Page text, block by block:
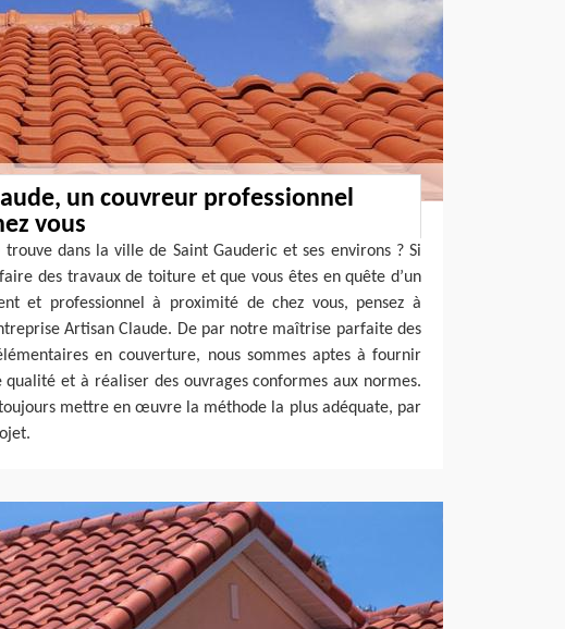
un couvreur professionnel
vous
dans la ville de Saint Gauderic et ses environs ? Si
des travaux de toiture et que vous êtes en quête d’un
et professionnel à proximité de chez vous, pensez à
Artisan Claude. De par notre maîtrise parfaite des
en couverture, nous sommes aptes à fournir
qualité et à réaliser des ouvrages conformes aux normes.
mettre en œuvre la méthode la plus adéquate, par